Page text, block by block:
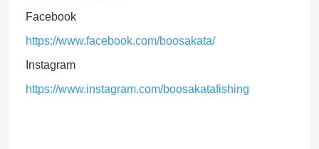
Facebook
https://www.facebook.com/boosakata/
Instagram
https://www.instagram.com/boosakatafishing